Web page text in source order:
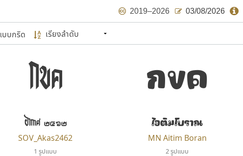
2019–2026 03/08/2026
บบกริด
นั่นหมายถึง ปลายปี พ.ศ. ๒๕๖๒ จะมีฟอนต์
ผู้อื่นได้บ้าง ไม่มากก็น้อย
กษรไทย
นต์.คอม
แบบตัวเขียนพู่กัน
แบบตัวเนื้อความ
แบบตัวเหลี่ยม
แบบปากกาหัวตัด
แบบลายมือผู้ใหญ่
แบบลายมือวัยรุ่น
S T Z
กขค
อากาศ ๒๔๖๒
SOV_Akas2462
1 รูปแบบ
กขค
ไอติมโบราณ
MN Aitim Boran
2 รูปแบบ